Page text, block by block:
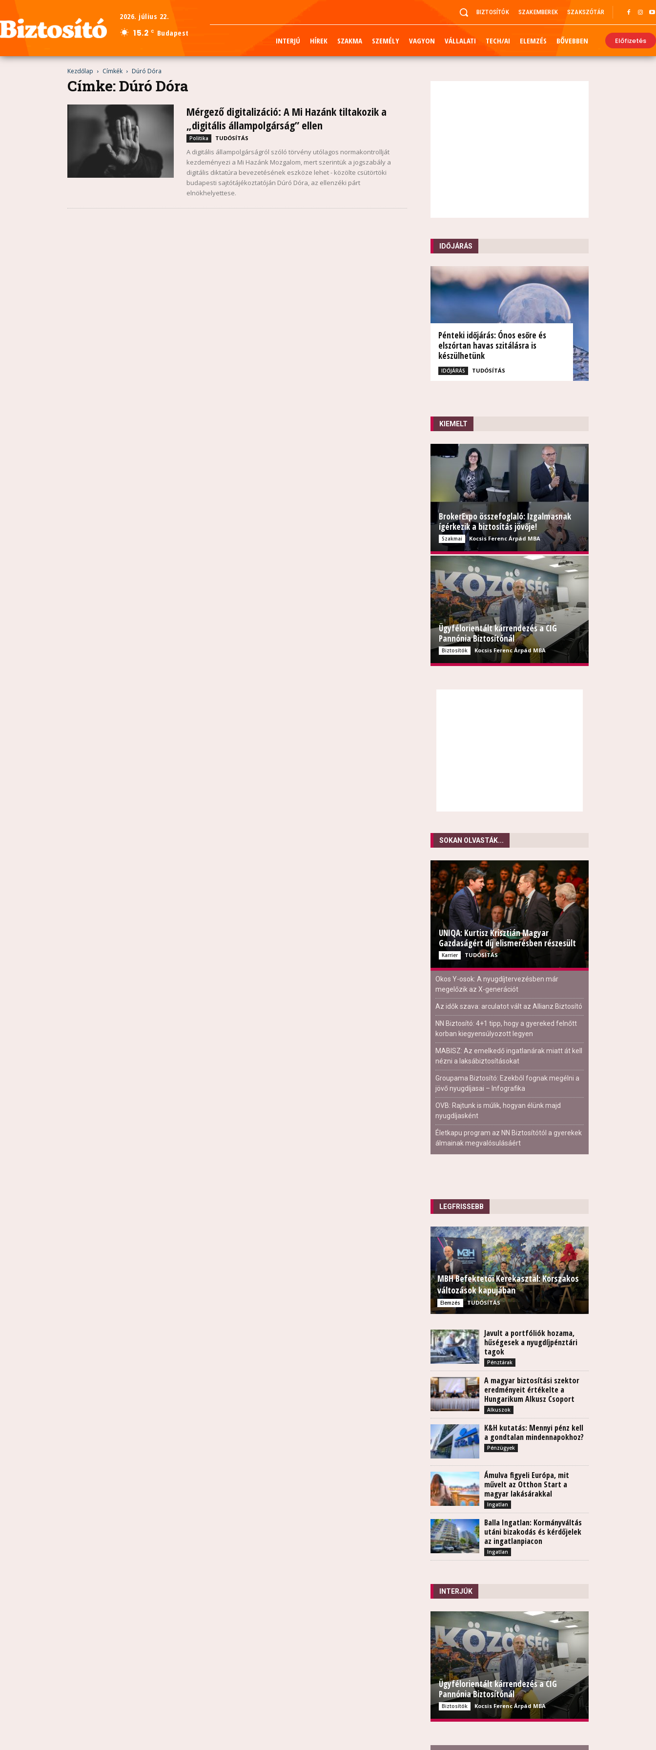
2026. július 22.
15.2 C Budapest
BIZTOSÍTÓK SZAKEMBEREK SZAKSZÓTÁR
INTERJÚ HÍREK SZAKMA SZEMÉLY VAGYON VÁLLALATI TECH/AI ELEMZÉS BŐVEBBEN Előfizetés
Kezdőlap Címkék Dúró Dóra
Címke: Dúró Dóra
Mérgező digitalizáció: A Mi Hazánk tiltakozik a
„digitális állampolgárság” ellen
Politika TUDÓSÍTÁS
A digitális állampolgárságról szóló törvény utólagos normakontrollját
kezdeményezi a Mi Hazánk Mozgalom, mert szerintük a jogszabály a
digitális diktatúra bevezetésének eszköze lehet - közölte csütörtöki
budapesti sajtótájékoztatóján Dúró Dóra, az ellenzéki párt
elnökhelyettese.
IDŐJÁRÁS
Pénteki időjárás: Ónos esőre és
elszórtan havas szitálásra is
készülhetünk
IDŐJÁRÁS TUDÓSÍTÁS
KIEMELT
BrokerExpo összefoglaló: Izgalmasnak
ígérkezik a biztosítás jövője!
Szakmai Kocsis Ferenc Árpád MBA
Ügyfélorientált kárrendezés a CIG
Pannónia Biztosítónál
Biztosítók Kocsis Ferenc Árpád MBA
SOKAN OLVASTÁK...
UNIQA: Kurtisz Krisztián Magyar
Gazdaságért díj elismerésben részesült
Karrier TUDÓSÍTÁS
Okos Y-osok: A nyugdíjtervezésben már
megelőzik az X-generációt
Az idők szava: arculatot vált az Allianz Biztosító
NN Biztosító: 4+1 tipp, hogy a gyereked felnőtt
korban kiegyensúlyozott legyen
MABISZ: Az emelkedő ingatlanárak miatt át kell
nézni a laksábiztosításokat
Groupama Biztosító: Ezekből fognak megélni a
jövő nyugdíjasai – Infografika
OVB: Rajtunk is múlik, hogyan élünk majd
nyugdíjasként
Életkapu program az NN Biztosítótól a gyerekek
álmainak megvalósulásáért
LEGFRISSEBB
MBH Befektetői Kerekasztal: Korszakos
változások kapujában
Elemzés TUDÓSÍTÁS
Javult a portfóliók hozama,
hűségesek a nyugdíjpénztári
tagok
Pénztárak
A magyar biztosítási szektor
eredményeit értékelte a
Hungarikum Alkusz Csoport
Alkuszok
K&H kutatás: Mennyi pénz kell
a gondtalan mindennapokhoz?
Pénzügyek
Ámulva figyeli Európa, mit
művelt az Otthon Start a
magyar lakásárakkal
Ingatlan
Balla Ingatlan: Kormányváltás
utáni bizakodás és kérdőjelek
az ingatlanpiacon
Ingatlan
INTERJÚK
Ügyfélorientált kárrendezés a CIG
Pannónia Biztosítónál
Biztosítók Kocsis Ferenc Árpád MBA